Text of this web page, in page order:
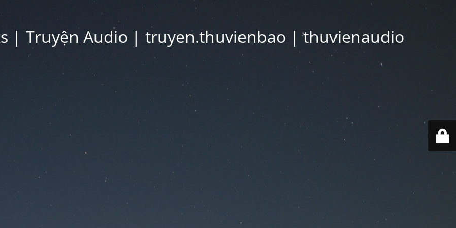
| Truyện Audio | truyen.thuvienbao | thuvienaudio